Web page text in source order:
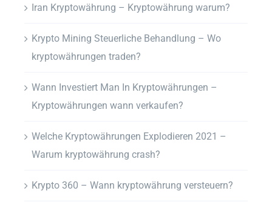
Iran Kryptowährung – Kryptowährung warum?
Krypto Mining Steuerliche Behandlung – Wo
kryptowährungen traden?
Wann Investiert Man In Kryptowährungen –
Kryptowährungen wann verkaufen?
Welche Kryptowährungen Explodieren 2021 –
Warum kryptowährung crash?
Krypto 360 – Wann kryptowährung versteuern?